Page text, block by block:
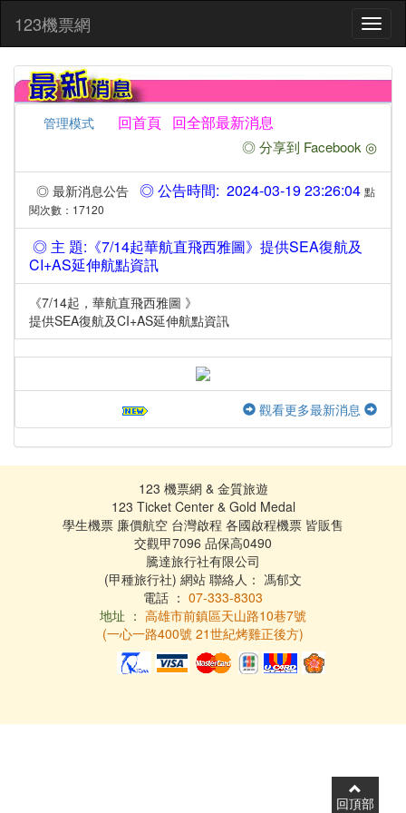
123機票網
管理模式 回首頁 回全部最新消息
◎ 分享到 Facebook ◎
◎ 最新消息公告 ◎ 公告時間: 2024-03-19 23:26:04 點
閱次數：17120
◎ 主 題:《7/14起華航直飛西雅圖》提供SEA復航及
CI+AS延伸航點資訊
《7/14起，華航直飛西雅圖 》
提供SEA復航及CI+AS延伸航點資訊
觀看更多最新消息
123 機票網 & 金質旅遊
123 Ticket Center & Gold Medal
學生機票 廉價航空 台灣啟程 各國啟程機票 皆販售
交觀甲7096 品保高0490
騰達旅行社有限公司
(甲種旅行社) 網站 聯絡人： 馮郁文
電話 ： 07-333-8303
地址 ： 高雄市前鎮區天山路10巷7號
(一心一路400號 21世紀烤雞正後方)
回頂部